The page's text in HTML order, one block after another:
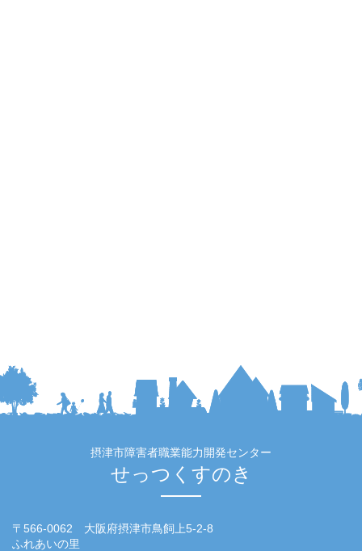
摂津市障害者職業能力開発センター
せっつくすのき
〒566-0062 大阪府摂津市鳥飼上5-2-8
ふれあいの里